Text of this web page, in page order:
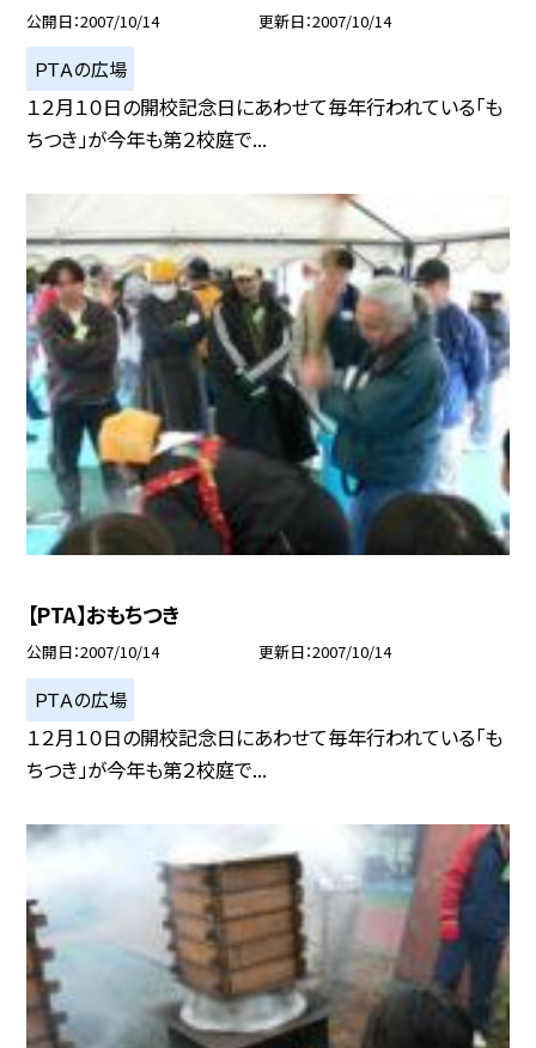
公開日 2007/10/14 更新日 2007/10/14
ＰＴＡの広場
１２月１０日の開校記念日にあわせて毎年行われている「も
ちつき」が今年も第２校庭で...
【PTA】おもちつき
公開日 2007/10/14 更新日 2007/10/14
ＰＴＡの広場
１２月１０日の開校記念日にあわせて毎年行われている「も
ちつき」が今年も第２校庭で...